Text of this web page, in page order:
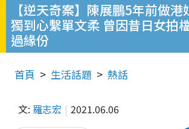
【逆天奇案】陳展鵬5年前做
獨到心繫單文柔 曾因昔日女拍
過緣份
首頁 生活話題 熱話
文: 羅志宏 2021.06.06